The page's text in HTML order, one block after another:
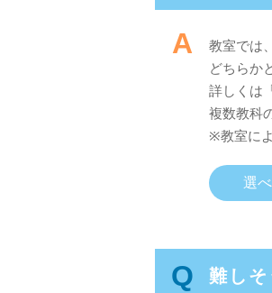
A
教室では
どちらか
詳しくは
複数教科
※教室に
選
Q 難し